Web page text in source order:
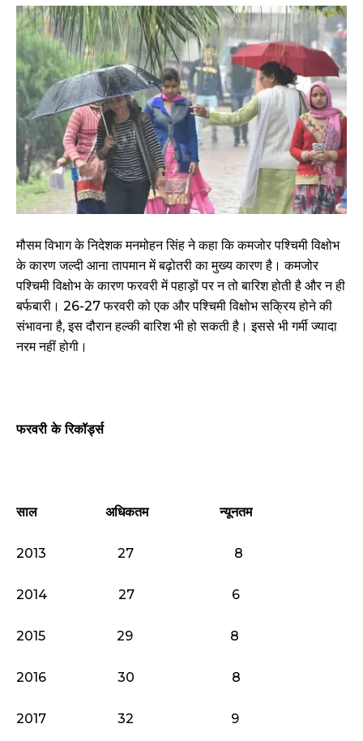
मौसम विभाग के निदेशक मनमोहन सिंह ने कहा कि कमजोर पश्चिमी विक्षोभ
के कारण जल्दी आना तापमान में बढ़ोतरी का मुख्य कारण है। कमजोर
पश्चिमी विक्षोभ के कारण फरवरी में पहाड़ों पर न तो बारिश होती है और न ही
बर्फबारी। 26-27 फरवरी को एक और पश्चिमी विक्षोभ सक्रिय होने की
संभावना है, इस दौरान हल्की बारिश भी हो सकती है। इससे भी गर्मी ज्यादा
नरम नहीं होगी।
फरवरी के रिकॉर्ड्स
साल अधिकतम न्यूनतम
2013 27 8
2014 27 6
2015 29 8
2016 30 8
2017 32 9